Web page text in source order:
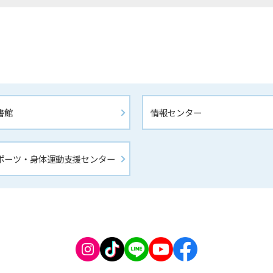
館 情報センター
ーツ・身体運動支援センター